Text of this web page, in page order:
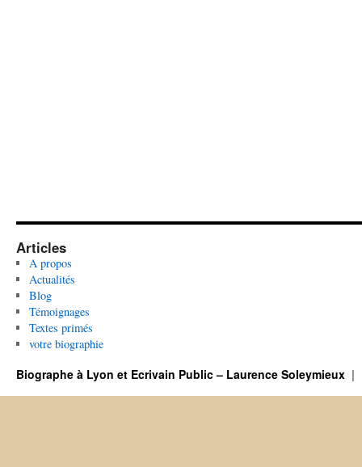
Articles
A propos
Actualités
Blog
Témoignages
Textes primés
votre biographie
Biographe à Lyon et Ecrivain Public – Laurence Soleymieux